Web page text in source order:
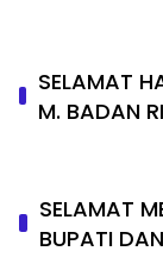
SELAMAT
M. BADAN
SELAMAT
BUPATI